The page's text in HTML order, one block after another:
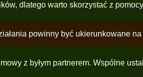
dlatego warto skorzystać z
powinny być ukierunkowane
z byłym partnerem. Wspólne